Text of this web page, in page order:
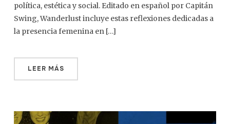
política, estética y social. Editado en español por Capitán
Swing, Wanderlust incluye estas reflexiones dedicadas a
la presencia femenina en […]
LEER MÁS